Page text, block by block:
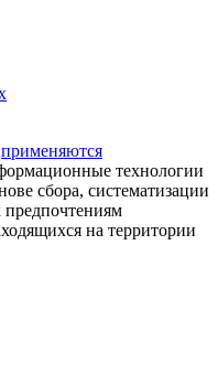
применяются
технологии
сбора, систематизации
предпочтениям
на территории